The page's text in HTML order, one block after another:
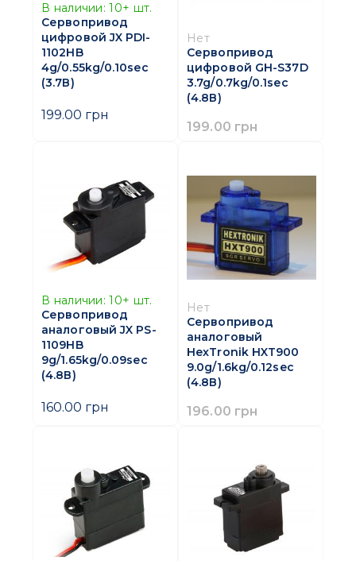
В наличии: 10+ шт.
Сервопривод
цифровой JX PDI-
1102HB
4g/0.55kg/0.10sec
(3.7В)
199.00 грн
Нет
Сервопривод
цифровой GH-S37D
3.7g/0.7kg/0.1sec
(4.8В)
199.00 грн
В наличии: 10+ шт.
Сервопривод
аналоговый JX PS-
1109HB
9g/1.65kg/0.09sec
(4.8В)
160.00 грн
Нет
Сервопривод
аналоговый
HexTronik HXT900
9.0g/1.6kg/0.12sec
(4.8В)
196.00 грн